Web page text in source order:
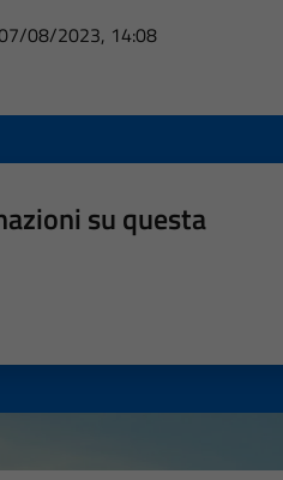
08/2023, 14:08
su questa